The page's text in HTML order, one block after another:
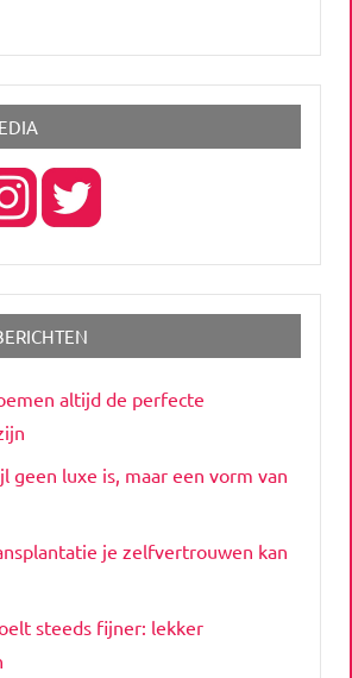
altijd de perfecte
geen luxe is, maar een vorm van
je zelfvertrouwen kan
steeds fijner: lekker